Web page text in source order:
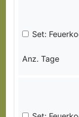
Set:
Anz. Tage